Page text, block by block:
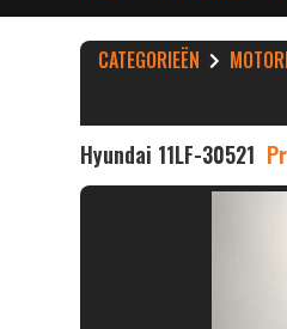
CATEGORIEËN
Hyundai 11LF-30521